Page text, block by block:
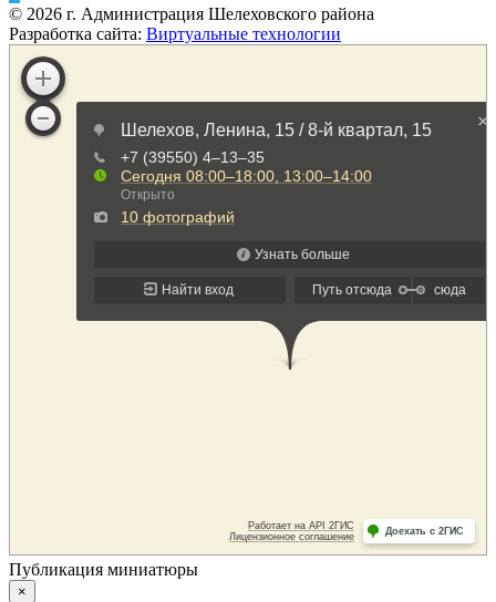
© 2026 г. Администрация Шелеховского района
Разработка сайта: Виртуальные технологии
Публикация миниатюры
×